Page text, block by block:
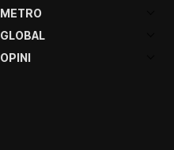
METRO
GLOBAL
OPINI